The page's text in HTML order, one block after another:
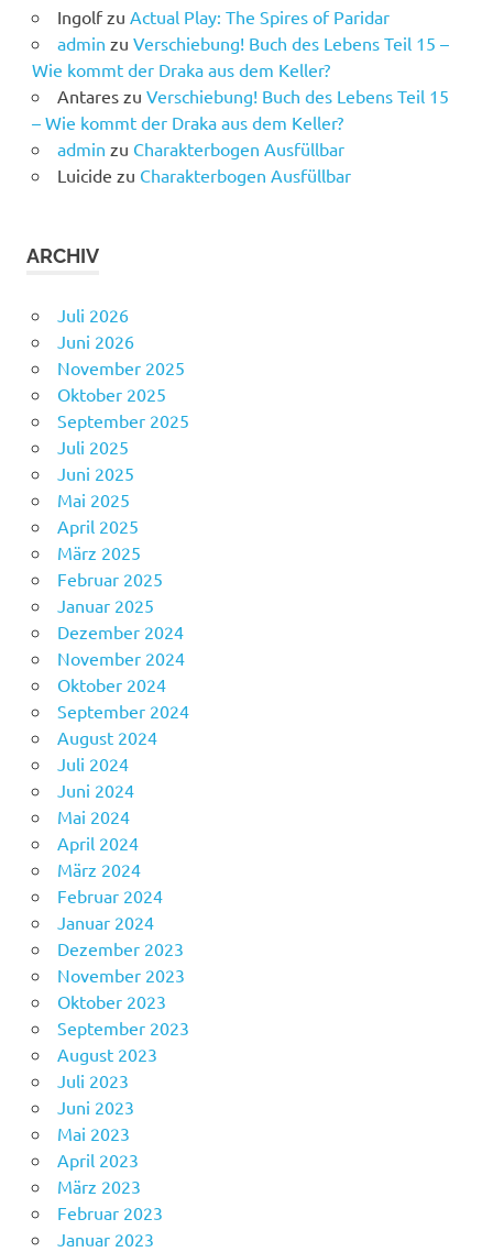
Ingolfzu Actual Play: The Spires of Paridar
admin zu Verschiebung! Buch des Lebens Teil 15 –
Wie kommt der Draka aus dem Keller?
Antareszu Verschiebung! Buch des Lebens Teil 15
– Wie kommt der Draka aus dem Keller?
admin zu Charakterbogen Ausfüllbar
Luicide zu Charakterbogen Ausfüllbar
ARCHIV
Juli 2026
Juni 2026
November 2025
Oktober 2025
September 2025
Juli 2025
Juni 2025
Mai 2025
April 2025
März 2025
Februar 2025
Januar 2025
Dezember 2024
November 2024
Oktober 2024
September 2024
August 2024
Juli 2024
Juni 2024
Mai 2024
April 2024
März 2024
Februar 2024
Januar 2024
Dezember 2023
November 2023
Oktober 2023
September 2023
August 2023
Juli 2023
Juni 2023
Mai 2023
April 2023
März 2023
Februar 2023
Januar 2023